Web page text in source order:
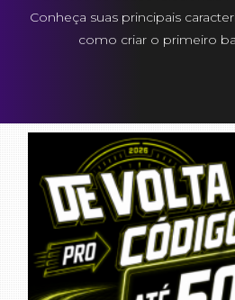
Conheça suas principais
como criar o primeiro